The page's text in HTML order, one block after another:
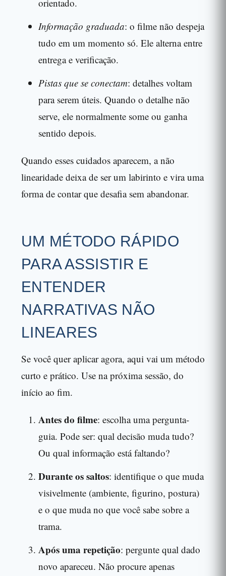
orientado.
Informação graduada: o filme não despeja
tudo em um momento só. Ele alterna entre
entrega e verificação.
Pistas que se conectam: detalhes voltam
para serem úteis. Quando o detalhe não
serve, ele normalmente some ou ganha
sentido depois.
Quando esses cuidados aparecem, a não
linearidade deixa de ser um labirinto e vira uma
forma de contar que desafia sem abandonar.
UM MÉTODO RÁPIDO
PARA ASSISTIR E
ENTENDER
NARRATIVAS NÃO
LINEARES
Se você quer aplicar agora, aqui vai um método
curto e prático. Use na próxima sessão, do
início ao fim.
Antes do filme: escolha uma pergunta-
guia. Pode ser: qual decisão muda tudo?
Ou qual informação está faltando?
Durante os saltos: identifique o que muda
visivelmente (ambiente, figurino, postura)
e o que muda no que você sabe sobre a
trama.
Após uma repetição: pergunte qual dado
novo apareceu. Não procure apenas